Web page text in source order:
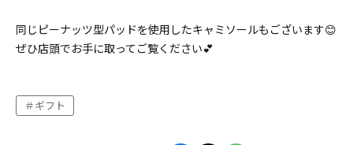
同じピーナッツ型パッドを使用したキャミソールもございます😊
ぜひ店頭でお手に取ってご覧ください💕
ギフト